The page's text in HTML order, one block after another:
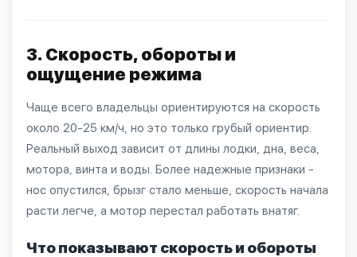
3. Скорость, обороты и
ощущение режима
Чаще всего владельцы ориентируются на скорость
около 20-25 км/ч, но это только грубый ориентир.
Реальный выход зависит от длины лодки, дна, веса,
мотора, винта и воды. Более надежные признаки -
нос опустился, брызг стало меньше, скорость начала
расти легче, а мотор перестал работать внатяг.
Что показывают скорость и обороты